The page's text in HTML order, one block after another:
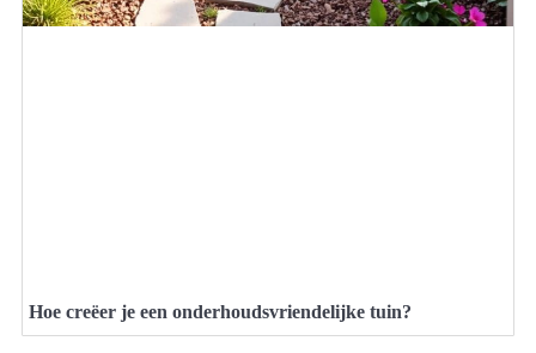
Hoe creëer je een onderhoudsvriendelijke tuin?